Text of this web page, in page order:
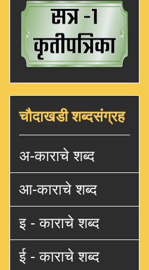
चौदाखडी शब्दसंग्रह
अ-काराचे शब्द
आ-काराचे शब्द
इ - काराचे शब्द
ई - काराचे शब्द